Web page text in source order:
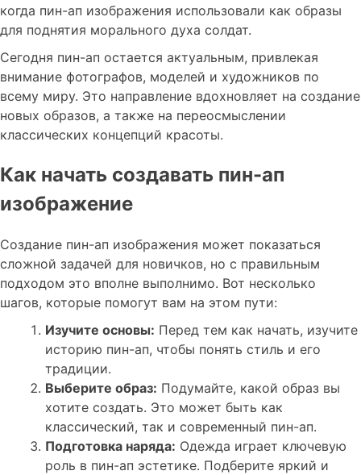
когда пин-ап изображения использовали как образы
для поднятия морального духа солдат.
Сегодня пин-ап остается актуальным, привлекая
внимание фотографов, моделей и художников по
всему миру. Это направление вдохновляет на создание
новых образов, а также на переосмыслении
классических концепций красоты.
Как начать создавать пин-ап
изображение
Создание пин-ап изображения может показаться
сложной задачей для новичков, но с правильным
подходом это вполне выполнимо. Вот несколько
шагов, которые помогут вам на этом пути:
Изучите основы: Перед тем как начать, изучите
историю пин-ап, чтобы понять стиль и его
традиции.
Выберите образ: Подумайте, какой образ вы
хотите создать. Это может быть как
классический, так и современный пин-ап.
Подготовка наряда: Одежда играет ключевую
роль в пин-ап эстетике. Подберите яркий и